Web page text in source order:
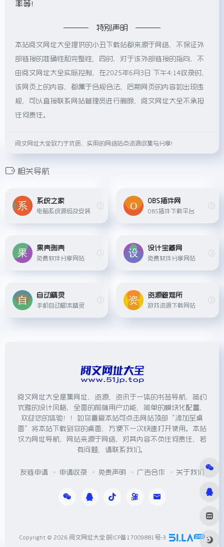
率等！
特别声明
本站阅文网址大全提供的小丑下载站都来源于网络，不保证外
部链接的准确性和完整性，同时，对于该外部链接的指向，不
由阅文网址大全实际控制，在2025年6月3日 下午4:14收录时，
该网页上的内容，都属于合规合法，后期网页的内容如出现违
规，可以直接联系网站管理员进行删除，阅文网址大全不承担
任何责任。
阅文网址大全致力于优质、实用的网络站点资源收集与分享！
相关导航
系统之家
电脑系统源码及安装
OBS插件网
OBS插件下载平台
果壳剥壳
免费软件分享网站
设计宝藏网
免费软件分享网站
自动精灵
手机自动脚本精灵
资源避难所
游戏资源下载网站
阅文网址大全是集网址、资源、资讯于一体的书签导航，简约
优雅的设计风格，全面的前端用户功能，简单的模块化配置，
欢迎您的体验！！如你喜爱本站可点击网站顶部“添加至桌
面”将本站下载到你的桌面，方便下一次快速打开使用。本站
仅为网址导航，网站来源于网络，对其内容不负任何责任，若
有问题，请联系我们。
友链申请 申请收录 免责声明 广告合作 关于我们
Copyright © 2026 阅文网址大全 皖ICP备17009881号-3